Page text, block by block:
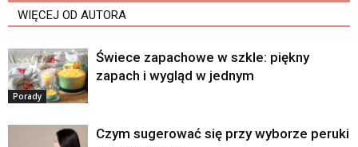
WIĘCEJ OD AUTORA
Porady
Świece zapachowe w szkle: piękny
zapach i wygląd w jednym
Czym sugerować się przy wyborze peruki